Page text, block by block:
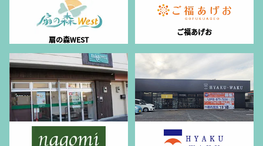
扇の森WEST
ご福あげお